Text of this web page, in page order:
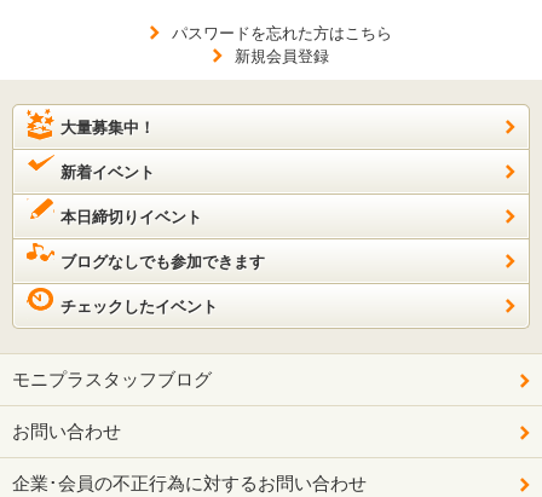
パスワードを忘れた方はこちら
新規会員登録
大量募集中！
新着イベント
本日締切りイベント
ブログなしでも参加できます
チェックしたイベント
モニプラスタッフブログ
お問い合わせ
企業･会員の不正行為に対するお問い合わせ